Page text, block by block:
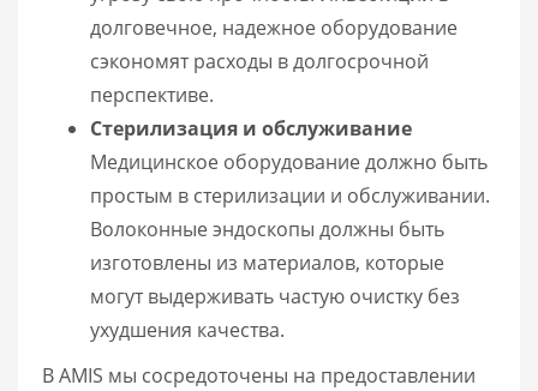
долговечное, надежное оборудование
сэкономят расходы в долгосрочной
перспективе.
Стерилизация и обслуживание
Медицинское оборудование должно быть
простым в стерилизации и обслуживании.
Волоконные эндоскопы должны быть
изготовлены из материалов, которые
могут выдерживать частую очистку без
ухудшения качества.
В AMIS мы сосредоточены на предоставлении